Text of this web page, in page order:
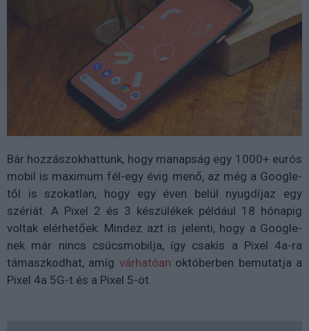
Bár hozzászokhattunk, hogy manapság egy 1000+ eurós
mobil is maximum fél-egy évig menő, az még a Google-
től is szokatlan, hogy egy éven belül nyugdíjaz egy
szériát. A Pixel 2 és 3 készülékek például 18 hónapig
voltak elérhetőek. Mindez azt is jelenti, hogy a Google-
nek már nincs csúcsmobilja, így csakis a Pixel 4a-ra
támaszkodhat, amíg várhatóan októberben bemutatja a
Pixel 4a 5G-t és a Pixel 5-öt.